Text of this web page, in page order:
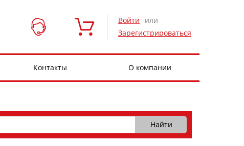
Войти
или
Зарегистрироваться
Контакты О компании